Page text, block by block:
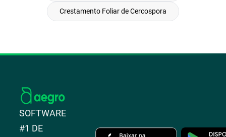
Crestamento Foliar de Cercospora
SOFTWARE
#1 DE